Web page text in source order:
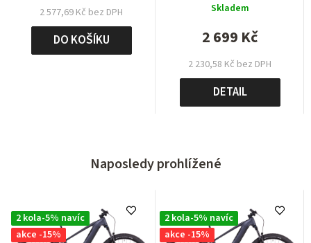
2 577,69 Kč bez DPH
DO KOŠÍKU
Skladem
2 230,58 Kč bez DPH
2 699 Kč
DETAIL
Naposledy prohlížené
2 kola-5% navíc
akce -15%
2 kola-5% navíc
akce -15%